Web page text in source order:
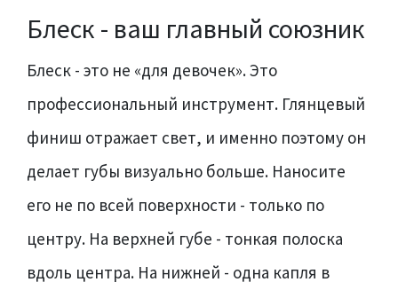
Блеск - ваш главный союзник
Блеск - это не «для девочек». Это
профессиональный инструмент. Глянцевый
финиш отражает свет, и именно поэтому он
делает губы визуально больше. Наносите
его не по всей поверхности - только по
центру. На верхней губе - тонкая полоска
вдоль центра. На нижней - одна капля в